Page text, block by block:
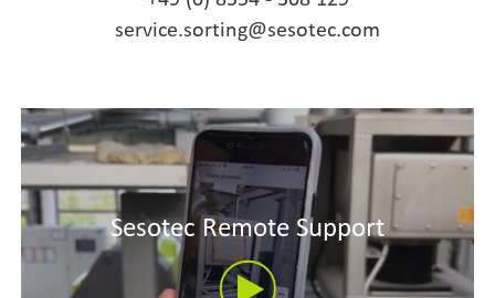
service.sorting@sesotec.com
Sesotec Remote Support